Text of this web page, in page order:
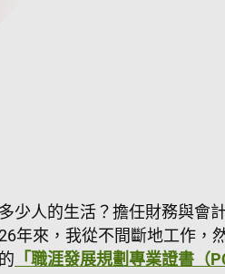
少人的生活？擔任財務與會
年來，我從不間斷地工作
「職涯發展規劃專業證書（